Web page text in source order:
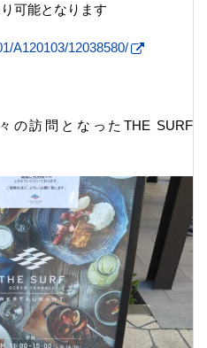
可能となります
A120103/12038580/
の訪問となったTHE SURF